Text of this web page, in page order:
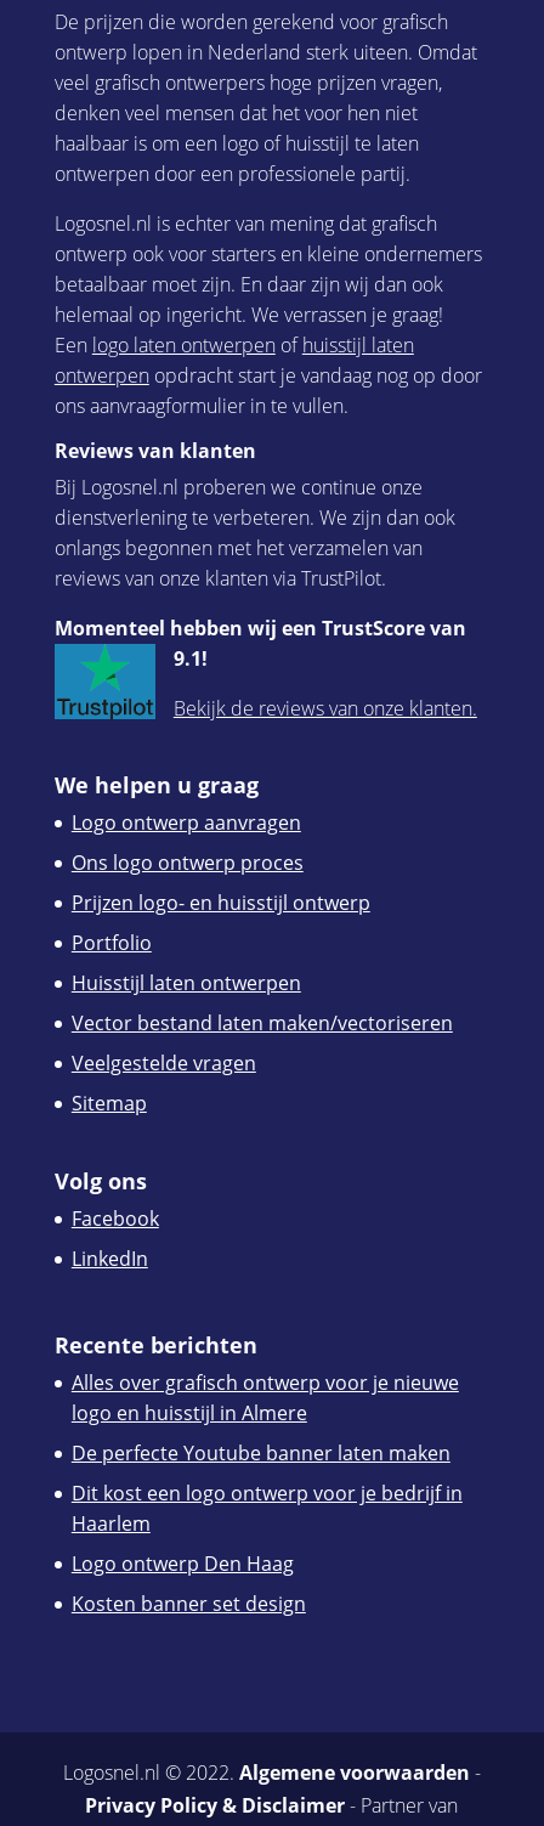
De prijzen die worden gerekend voor grafisch
ontwerp lopen in Nederland sterk uiteen. Omdat
veel grafisch ontwerpers hoge prijzen vragen,
denken veel mensen dat het voor hen niet
haalbaar is om een logo of huisstijl te laten
ontwerpen door een professionele partij.
Logosnel.nl is echter van mening dat grafisch
ontwerp ook voor starters en kleine ondernemers
betaalbaar moet zijn. En daar zijn wij dan ook
helemaal op ingericht. We verrassen je graag!
Een logo laten ontwerpenofhuisstijl laten
ontwerpenopdracht start je vandaag nog op door
ons aanvraagformulier in te vullen.
Reviews van klanten
Bij Logosnel.nl proberen we continue onze
dienstverlening te verbeteren. We zijn dan ook
onlangs begonnen met het verzamelen van
reviews van onze klanten via TrustPilot.
Momenteel hebben wij een TrustScore van
9.1!
Bekijk de reviews van onze klanten.
We helpen u graag
Logo ontwerp aanvragen
Ons logo ontwerp proces
Prijzen logo- en huisstijl ontwerp
Portfolio
Huisstijl laten ontwerpen
Vector bestand laten maken/vectoriseren
Veelgestelde vragen
Sitemap
Volg ons
Facebook
LinkedIn
Recente berichten
Alles over grafisch ontwerp voor je nieuwe
logo en huisstijl in Almere
De perfecte Youtube banner laten maken
Dit kost een logo ontwerp voor je bedrijf in
Haarlem
Logo ontwerp Den Haag
Kosten banner set design
Logosnel.nl © 2022. Algemene voorwaarden -
Privacy Policy & Disclaimer- Partner van